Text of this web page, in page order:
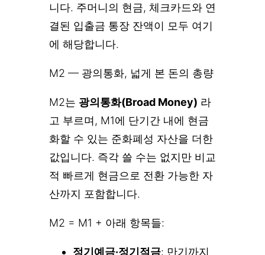
니다. 주머니의 현금, 체크카드와 연
결된 입출금 통장 잔액이 모두 여기
에 해당합니다.
M2 — 광의통화, 넓게 본 돈의 총량
M2는 광의통화(Broad Money) 라
고 부르며, M1에 단기간 내에 현금
화할 수 있는 준화폐성 자산을 더한
값입니다. 즉각 쓸 수는 없지만 비교
적 빠르게 현금으로 전환 가능한 자
산까지 포함합니다.
M2 = M1 + 아래 항목들:
정기예금·정기적금: 만기까지